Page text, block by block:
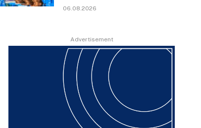
06.08.2026
Advertisement